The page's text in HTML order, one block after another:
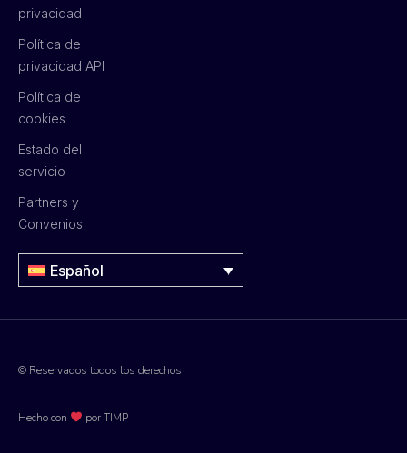
privacidad
Política de
privacidad API
Política de
cookies
Estado del
servicio
Partners y
Convenios
Español
© Reservados todos los derechos
Hecho con por TIMP